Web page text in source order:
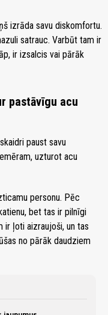
izrāda savu diskomfortu.
satrauc. Varbūt tam ir
ir izsalcis vai pārāk
pastāvīgu acu
paust savu
uzturot acu
personu. Pēc
bet tas ir pilnīgi
ir ļoti aizraujoši, un tas
no pārāk daudziem